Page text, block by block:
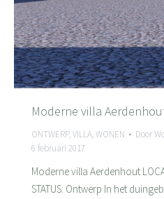
Moderne villa
ONTWERP,VILLA,WONEN Door
6 februari 2017
Moderne villa Aerdenhout
STATUS: Ontwerp In het